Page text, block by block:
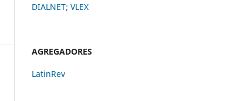
DIALNET; VLEX
AGREGADORES
LatinRev